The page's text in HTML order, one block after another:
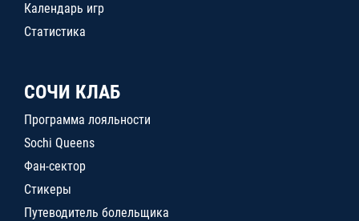
Календарь игр
Статистика
СОЧИ КЛАБ
Программа лояльности
Sochi Queens
Фан-сектор
Стикеры
Путеводитель болельщика